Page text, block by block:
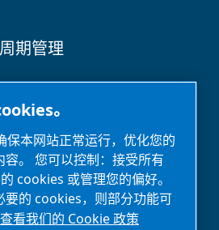
期管理
。
本网站正常运行，优化您的
。 您可以控制：接受所有
cookies 或管理您的偏好。
要的 cookies，则部分功能可
看我们的 Cookie 政策